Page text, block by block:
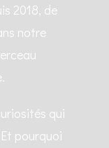
2018, de
notre
qui
pourquoi